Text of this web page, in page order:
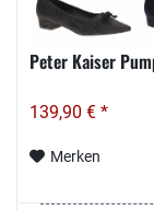
Peter Kaiser
139,90 € *
Merken